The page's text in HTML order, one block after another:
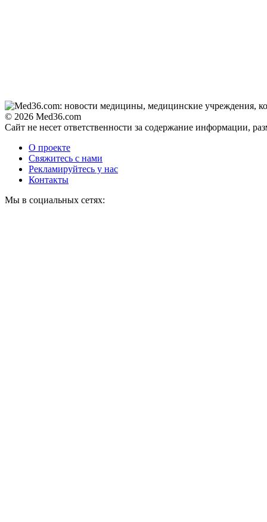
© 2026 Med36.com
Сайт не несет ответственности за содержание информации,
О проекте
Свяжитесь с нами
Рекламируйтесь у нас
Контакты
Мы в социальных сетях: